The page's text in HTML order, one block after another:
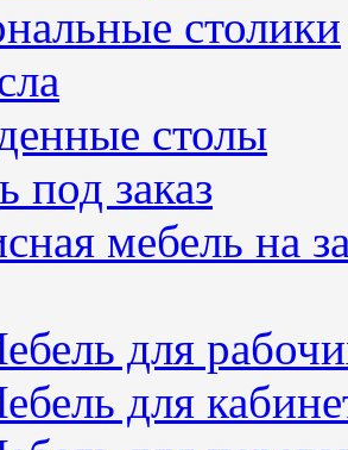
столики
столы
под заказ
мебель на
для
для